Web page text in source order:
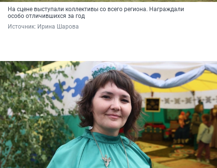
На сцене выступали коллективы со всего региона. Награждали
особо отличившихся за год
Источник: Ирина Шарова